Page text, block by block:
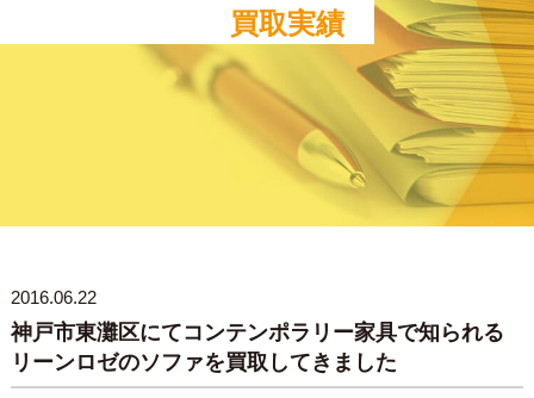
買取実績
2016.06.22
神戸市東灘区にてコンテンポラリー家具で知られる
リーンロゼのソファを買取してきました